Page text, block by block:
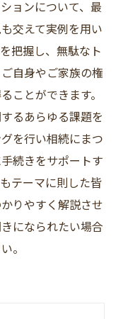
ョンについて、最
交えて実例を用い
把握し、無駄なト
自身やご家族の権
ことができます。
るあらゆる課題を
を行い相続にまつ
続きをサポートす
テーマに則した皆
りやすく解説させ
になられたい場合
。